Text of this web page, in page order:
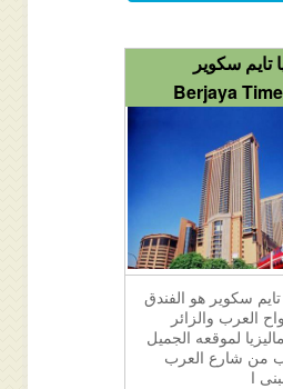
تايم سكوير
Berjaya
سكوير هو الفندق
العرب والزائر
لموقعه الجميل
من شارع العرب
ا